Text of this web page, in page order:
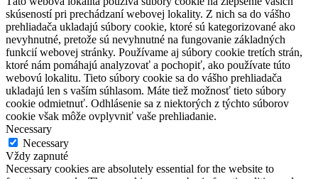
skúseností pri prechádzaní webovej lokality. Z nich sa do vášho
prehliadača ukladajú súbory cookie, ktoré sú kategorizované ako
nevyhnutné, pretože sú nevyhnutné na fungovanie základných
funkcií webovej stránky. Používame aj súbory cookie tretích strán,
ktoré nám pomáhajú analyzovať a pochopiť, ako používate túto
webovú lokalitu. Tieto súbory cookie sa do vášho prehliadača
ukladajú len s vaším súhlasom. Máte tiež možnosť tieto súbory
cookie odmietnuť. Odhlásenie sa z niektorých z týchto súborov
cookie však môže ovplyvniť vaše prehliadanie.
Necessary
Necessary
Vždy zapnuté
Necessary cookies are absolutely essential for the website to